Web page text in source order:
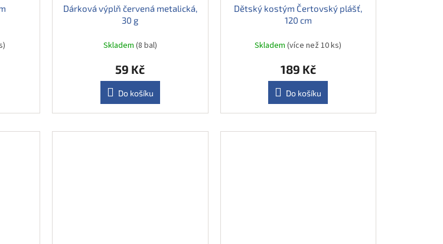
Dárková výplň červená metalická,
30 g
Skladem (8 bal)
59 Kč
Do košíku
Dětský kostým Čertovský plášť,
120 cm
Skladem(více než 10 ks)
189 Kč
Do košíku